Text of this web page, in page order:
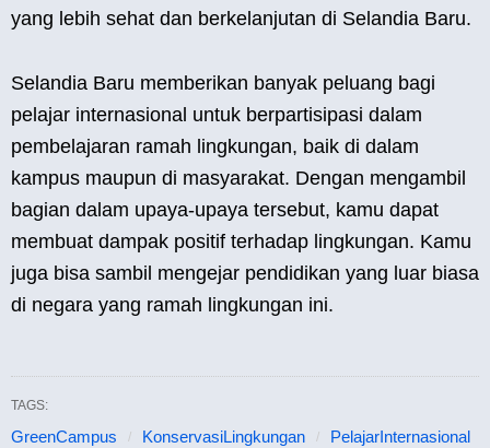
yang lebih sehat dan berkelanjutan di Selandia Baru.
Selandia Baru memberikan banyak peluang bagi
pelajar internasional untuk berpartisipasi dalam
pembelajaran ramah lingkungan, baik di dalam
kampus maupun di masyarakat. Dengan mengambil
bagian dalam upaya-upaya tersebut, kamu dapat
membuat dampak positif terhadap lingkungan. Kamu
juga bisa sambil mengejar pendidikan yang luar biasa
di negara yang ramah lingkungan ini.
TAGS:
GreenCampus KonservasiLingkungan
PelajarInternasional